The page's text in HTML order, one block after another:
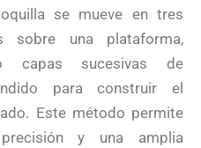
se mueve en tres
sobre una plataforma,
capas sucesivas de
para construir el
Este método permite
y una amplia